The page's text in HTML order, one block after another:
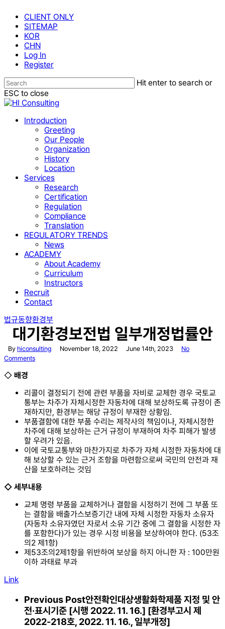
main
content
CLIENT ONLY
SITEMAP
KOR
CHN
Log In
Register
Hit enter to search or
ESC to close
Close
Menu Introduction
Greeting
Our People
Organization
History
Location
Services
Research
Certification
Regulation
Compliance
Translation
REGULATORY TRENDS
News
ACADEMY
About Academy
Curriculum
Instructors
Recruit
Contact
법규동향환경부
대기환경보전법 일부개정법률안
By hiconsulting November 18, 2022 June 14th, 2023
No
Comments
◇ 배경
리콜이 결정되기 전에 관련 부품을 자비로 교체한 경우 국토교
통부는 차주가 자체시정한 자동차에 대해 보상하도록 규정이 존
재하지만, 환경부는 해당 규정이 부재한 상황임.
부품결함에 대한 부품 수리는 제작사의 책임이나, 자체시정한
차주에 대해 보상하는 근거 규정이 부재하여 차주 피해가 발생
할 우려가 있음.
이에 국토교통부와 마찬가지로 차주가 자체 시정한 자동차에 대
해 보상할 수 있는 근거 조항을 마련함으로써 국민의 안전과 재
산을 보호하려는 것임
◇ 세부내용
교체 명령 부품을 교체하거나 결함을 시정하기 전에 그 부품 또
는 결함을 배출가스보증기간 내에 자체 시정한 자동차 소유자
(자동차 소유자였던 자로서 소유 기간 중에 그 결함을 시정한 자
를 포함한다)가 있는 경우 시정 비용을 보상하여야 한다. (53조
의2 제1항)
제53조의2제1항을 위반하여 보상을 하지 아니한 자 : 100만원
이하 과태료 부과
Link
Previous Post안전확인대상생활화학제품 지정 및 안
전·표시기준 [시행 2022. 11. 16.] [환경부고시 제
2022-218호, 2022. 11. 16., 일부개정]